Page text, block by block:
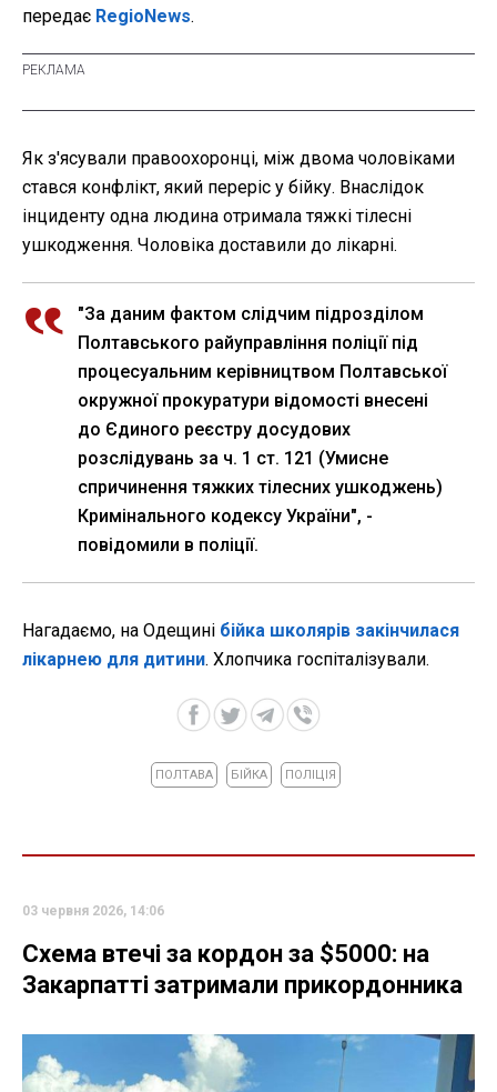
передає RegioNews.
Як з'ясували правоохоронці, між двома чоловіками
стався конфлікт, який переріс у бійку. Внаслідок
інциденту одна людина отримала тяжкі тілесні
ушкодження. Чоловіка доставили до лікарні.
"За даним фактом слідчим підрозділом
Полтавського райуправління поліції під
процесуальним керівництвом Полтавської
окружної прокуратури відомості внесені
до Єдиного реєстру досудових
розслідувань за ч. 1 ст. 121 (Умисне
спричинення тяжких тілесних ушкоджень)
Кримінального кодексу України", -
повідомили в поліції.
Нагадаємо, на Одещині бійка школярів закінчилася
лікарнею для дитини. Хлопчика госпіталізували.
ПОЛТАВА БІЙКА ПОЛІЦІЯ
03 червня 2026, 14:06
Схема втечі за кордон за $5000: на
Закарпатті затримали прикордонника